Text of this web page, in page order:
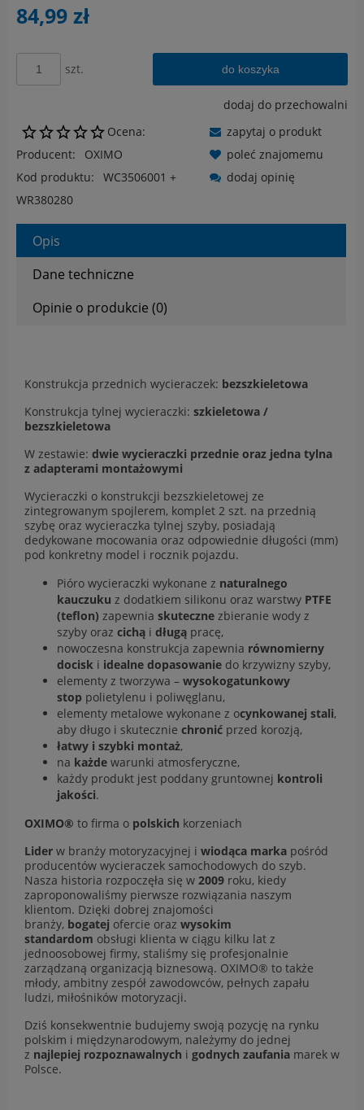
84,99 zł
szt. do koszyka
dodaj do przechowalni
Ocena:
Producent:
OXIMO
Kod produktu:
WC3506001 +
WR380280
zapytaj o produkt
poleć znajomemu
dodaj opinię
Opis
Dane techniczne
Opinie o produkcie (0)
Konstrukcja przednich wycieraczek: bezszkieletowa
Konstrukcja tylnej wycieraczki: szkieletowa /
bezszkieletowa
W zestawie: dwie wycieraczki przednie oraz jedna tylna
z adapterami montażowymi
Wycieraczki o konstrukcji bezszkieletowej ze
zintegrowanym spojlerem, komplet 2 szt. na przednią
szybę oraz wycieraczka tylnej szyby, posiadają
dedykowane mocowania oraz odpowiednie długości (mm)
pod konkretny model i rocznik pojazdu.
Pióro wycieraczki wykonane z naturalnego
kauczuku z dodatkiem silikonu oraz warstwy PTFE
(teflon) zapewnia skuteczne zbieranie wody z
szyby oraz cichą i długą pracę,
nowoczesna konstrukcja zapewnia równomierny
docisk i idealne dopasowanie do krzywizny szyby,
elementy z tworzywa – wysokogatunkowy
stop polietylenu i poliwęglanu,
elementy metalowe wykonane z ocynkowanej stali,
aby długo i skutecznie chronić przed korozją,
łatwy i szybki montaż,
na każde warunki atmosferyczne,
każdy produkt jest poddany gruntownej kontroli
jakości.
OXIMO® to firma o polskich korzeniach
Lider w branży motoryzacyjnej i wiodąca marka pośród
producentów wycieraczek samochodowych do szyb.
Nasza historia rozpoczęła się w 2009 roku, kiedy
zaproponowaliśmy pierwsze rozwiązania naszym
klientom. Dzięki dobrej znajomości
branży, bogatej ofercie oraz wysokim
standardom obsługi klienta w ciągu kilku lat z
jednoosobowej firmy, staliśmy się profesjonalnie
zarządzaną organizacją biznesową. OXIMO® to także
młody, ambitny zespół zawodowców, pełnych zapału
ludzi, miłośników motoryzacji.
Dziś konsekwentnie budujemy swoją pozycję na rynku
polskim i międzynarodowym, należymy do jednej
z najlepiej rozpoznawalnych i godnych zaufania marek w
Polsce.